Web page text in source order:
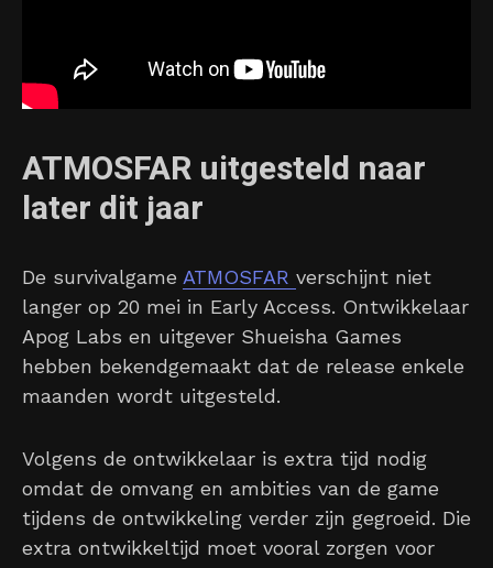
ATMOSFAR uitgesteld naar
later dit jaar
De survivalgame ATMOSFAR verschijnt niet
langer op 20 mei in Early Access. Ontwikkelaar
Apog Labs en uitgever Shueisha Games
hebben bekendgemaakt dat de release enkele
maanden wordt uitgesteld.
Volgens de ontwikkelaar is extra tijd nodig
omdat de omvang en ambities van de game
tijdens de ontwikkeling verder zijn gegroeid. Die
extra ontwikkeltijd moet vooral zorgen voor